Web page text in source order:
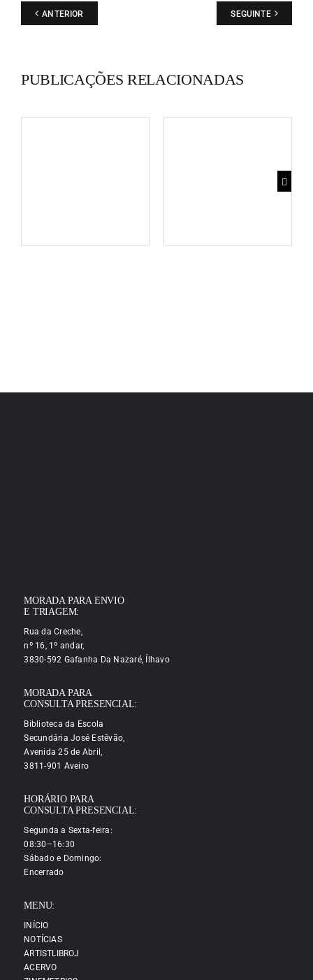
ANTERIOR SEGUINTE
PUBLICAÇÕES RELACIONADAS
MORADA PARA ENVIO
E TRIAGEM:
Rua da Creche,
nº 16, 1º andar,
3830-592 Gafanha Da Nazaré, Ílhavo
MORADA PARA
CONSULTA PRESENCIAL:
Biblioteca da Escola
Secundária José Estêvão,
Avenida 25 de Abril,
3811-901 Aveiro
HORÁRIO PARA
CONSULTA PRESENCIAL:
Segunda a Sexta-feira:
08:30–16:30
Sábado e Domingo:
Encerrado
MENU:
INÍCIO
NOTÍCIAS
ARTISTLIBROJ
ACERVO